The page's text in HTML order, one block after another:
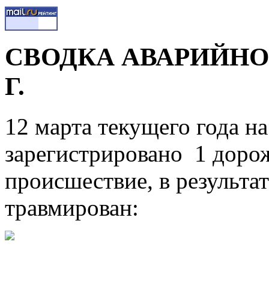
СВОДКА
Г.
12 марта текущего года
зарегистрировано 1
происшествие, в
травмирован: